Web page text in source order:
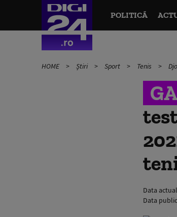
POLITICĂ
HOME Știri Sport Tenis
Data
Data